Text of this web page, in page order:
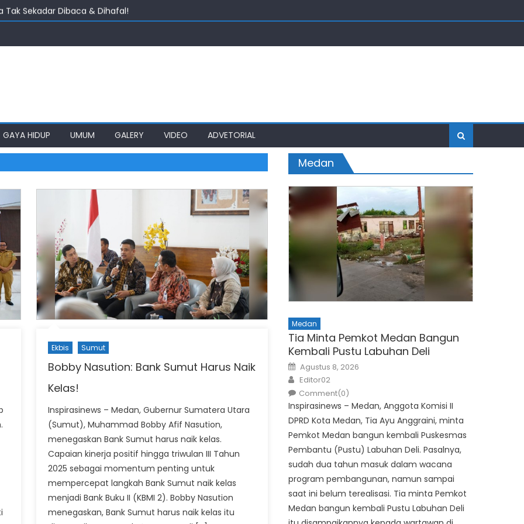
Tak Sekadar Dibaca & Dihafal!
Harus Jadi Tameng Dalam Bertindak
GAYA HIDUP UMUM GALERY VIDEO ADVETORIAL
Ekbis Sumut
Bobby Nasution: Bank Sumut Harus Naik
Kelas!
Inspirasinews – Medan, Gubernur Sumatera Utara
(Sumut), Muhammad Bobby Afif Nasution,
menegaskan Bank Sumut harus naik kelas.
Capaian kinerja positif hingga triwulan III Tahun
2025 sebagai momentum penting untuk
mempercepat langkah Bank Sumut naik kelas
menjadi Bank Buku II (KBMI 2). Bobby Nasution
menegaskan, Bank Sumut harus naik kelas itu
Medan
Medan
Tia Minta Pemkot Medan Bangun
Kembali Pustu Labuhan Deli
Posted
on
Agustus 8, 2026
Author
Editor02
Comment(0)
Inspirasinews – Medan, Anggota Komisi II
DPRD Kota Medan, Tia Ayu Anggraini, minta
Pemkot Medan bangun kembali Puskesmas
Pembantu (Pustu) Labuhan Deli. Pasalnya,
sudah dua tahun masuk dalam wacana
program pembangunan, namun sampai
saat ini belum terealisasi. Tia minta Pemkot
Medan bangun kembali Pustu Labuhan Deli